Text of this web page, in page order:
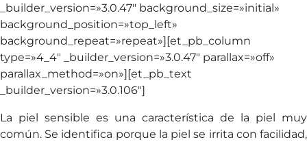
_builder_version=»3.0.47″ background_size=»initial»
background_position=»top_left»
background_repeat=»repeat»][et_pb_column
type=»4_4″ _builder_version=»3.0.47″ parallax=»off»
parallax_method=»on»][et_pb_text
_builder_version=»3.0.106″]
La piel sensible es una característica de la piel muy
común. Se identifica porque la piel se irrita con facilidad,